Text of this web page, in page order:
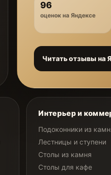
96
оценок на Яндексе
Читать отзывы на
Интерьер и
Подоконники из
Лестницы и ступени
Столы из камня
Столы для кафе